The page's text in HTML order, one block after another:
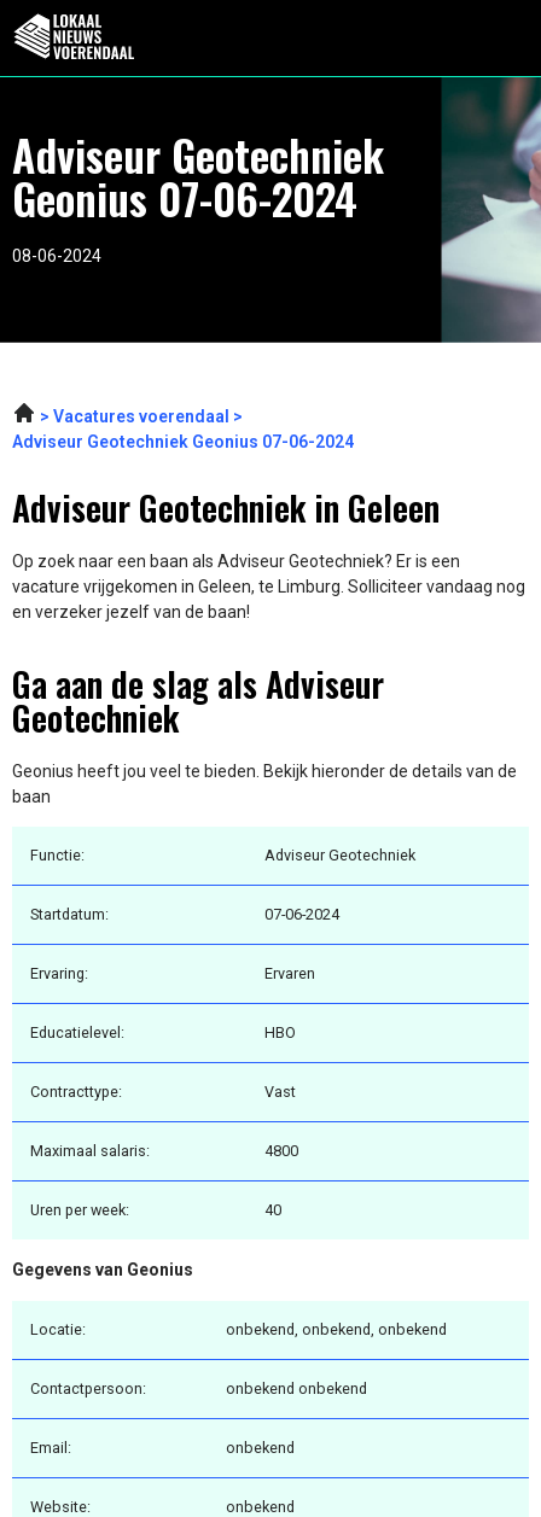
Adviseur Geotechniek
Geonius 07-06-2024
08-06-2024
Vacatures voerendaal
Adviseur Geotechniek Geonius 07-06-2024
Adviseur Geotechniek in Geleen
Op zoek naar een baan als Adviseur Geotechniek? Er is een
vacature vrijgekomen in Geleen, te Limburg. Solliciteer vandaag nog
en verzeker jezelf van de baan!
Ga aan de slag als Adviseur
Geotechniek
Geonius heeft jou veel te bieden. Bekijk hieronder de details van de
baan
Functie: Adviseur Geotechniek
Startdatum: 07-06-2024
Ervaring: Ervaren
Educatielevel: HBO
Contracttype: Vast
Maximaal salaris: 4800
Uren per week: 40
Gegevens van Geonius
Locatie: onbekend, onbekend, onbekend
Contactpersoon: onbekend onbekend
Email: onbekend
Website: onbekend